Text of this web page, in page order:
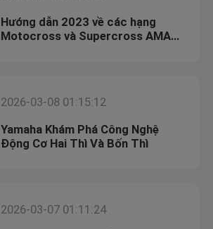
Hướng dẫn 2023 về các hạng
Motocross và Supercross AMA
2026-03-08 01:15:12
Yamaha Khám Phá Công Nghệ
Động Cơ Hai Thì Và Bốn Thì
2026-03-07 01:11:24